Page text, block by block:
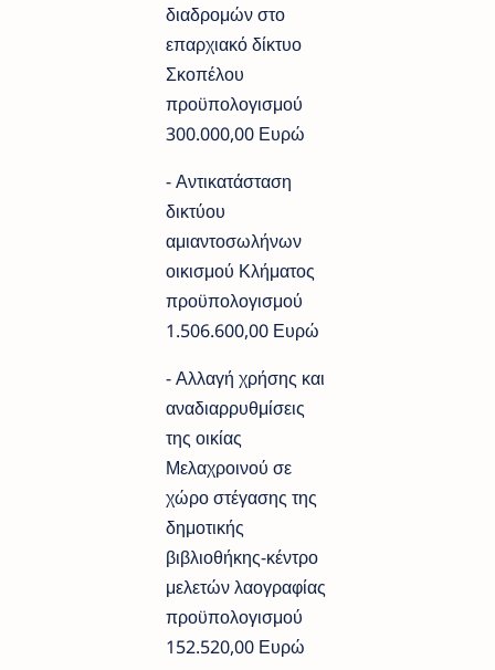
διαδρομών στο
επαρχιακό δίκτυο
Σκοπέλου
προϋπολογισμού
300.000,00 Ευρώ
- Αντικατάσταση
δικτύου
αμιαντοσωλήνων
οικισμού Κλήματος
προϋπολογισμού
1.506.600,00 Ευρώ
- Αλλαγή χρήσης και
αναδιαρρυθμίσεις
της οικίας
Μελαχροινού σε
χώρο στέγασης της
δημοτικής
βιβλιοθήκης-κέντρο
μελετών λαογραφίας
προϋπολογισμού
152.520,00 Ευρώ